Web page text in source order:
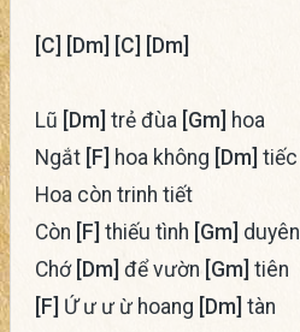
[C] [Dm] [C] [Dm]
Lũ [Dm] trẻ đùa [Gm] hoa
Ngắt [F] hoa không [Dm] tiếc
Hoa còn trinh tiết
Còn
[F] thiếu tình [Gm] duyên
Chớ [Dm] để vườn [Gm] tiên
[F] Ứ ư ư ừ hoang [Dm] tàn